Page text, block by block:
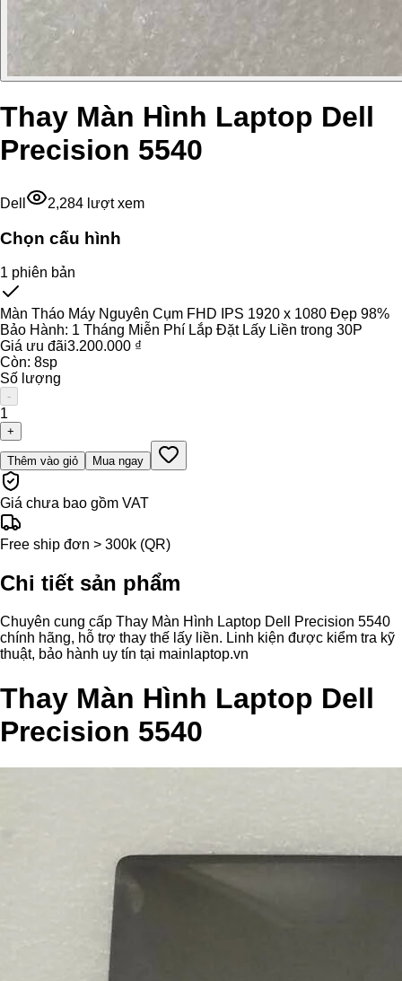
Thay Màn Hình Laptop Dell
Precision 5540
Dell 2,284 lượt xem
Chọn cấu hình
1 phiên bản
Màn Tháo Máy Nguyên Cụm FHD IPS 1920 x 1080 Đẹp 98%
Bảo Hành: 1 Tháng Miễn Phí Lắp Đặt Lấy Liền trong 30P
Giá ưu đãi3.200.000 ₫
Còn: 8sp
Số lượng
-
1
+
Thêm vào giỏ Mua ngay
Giá chưa bao gồm VAT
Free ship đơn > 300k (QR)
Chi tiết sản phẩm
Chuyên cung cấp Thay Màn Hình Laptop Dell Precision 5540
chính hãng, hỗ trợ thay thế lấy liền. Linh kiện được kiểm tra kỹ
thuật, bảo hành uy tín tại mainlaptop.vn
Thay Màn Hình Laptop Dell
Precision 5540